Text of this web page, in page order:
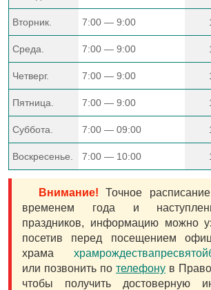
Вторник. 7:00 — 9:00
Среда. 7:00 — 9:00
Четверг. 7:00 — 9:00
Пятница. 7:00 — 9:00
Суббота. 7:00 — 09:00
Воскресенье. 7:00 — 10:00
Внимание! Точное
временем года и
праздников, информацию можно
посетив перед посещением
храма
или позвонить по телефону в
чтобы получить достоверную